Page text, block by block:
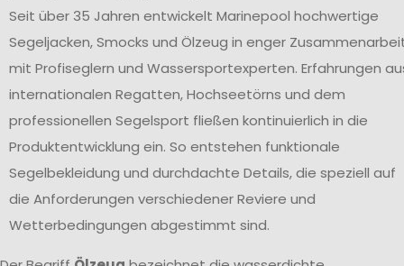
Seit über 35 Jahren entwickelt Marinepool hochwertige
Segeljacken, Smocks und Ölzeug in enger
mit Profiseglern und Wassersportexperten. Erfahrungen
internationalen Regatten, Hochseetörns und dem
professionellen Segelsport fließen kontinuierlich in die
Produktentwicklung ein. So entstehen funktionale
Segelbekleidung und durchdachte Details, die speziell auf
die Anforderungen verschiedener Reviere und
Wetterbedingungen abgestimmt sind.